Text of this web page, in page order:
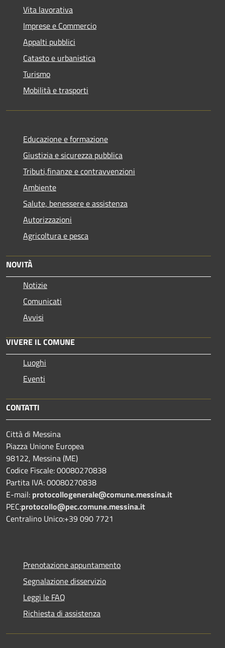
Vita lavorativa
Imprese e Commercio
Appalti pubblici
Catasto e urbanistica
Turismo
Mobilità e trasporti
Educazione e formazione
Giustizia e sicurezza pubblica
Tributi,finanze e contravvenzioni
Ambiente
Salute, benessere e assistenza
Autorizzazioni
Agricoltura e pesca
NOVITÀ
Notizie
Comunicati
Avvisi
VIVERE IL COMUNE
Luoghi
Eventi
CONTATTI
Città di Messina
Piazza Unione Europea
98122, Messina (ME)
Codice Fiscale: 00080270838
Partita IVA: 00080270838
E-mail: protocollogenerale@comune.messina.it
PEC:protocollo@pec.comune.messina.it
Centralino Unico:+39 090 7721
Prenotazione appuntamento
Segnalazione disservizio
Leggi le FAQ
Richiesta di assistenza